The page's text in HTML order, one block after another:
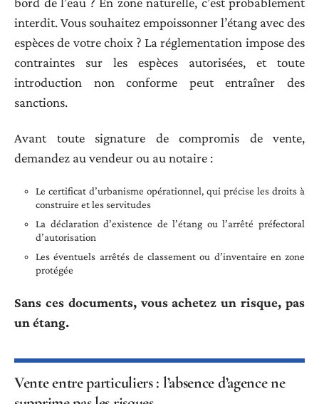
interdit. Vous souhaitez empoissonner l’étang avec des
espèces de votre choix ? La réglementation impose des
contraintes sur les espèces autorisées, et toute
introduction non conforme peut entraîner des
sanctions.
Avant toute signature de compromis de vente,
demandez au vendeur ou au notaire :
Le certificat d’urbanisme opérationnel, qui précise les droits à
construire et les servitudes
La déclaration d’existence de l’étang ou l’arrêté préfectoral
d’autorisation
Les éventuels arrêtés de classement ou d’inventaire en zone
protégée
Sans ces documents, vous achetez un risque, pas
un étang.
Vente entre particuliers : l’absence d’agence ne